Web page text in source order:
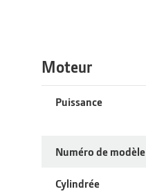
Puissance
Numéro de modèle
Cylindrée
Moteur